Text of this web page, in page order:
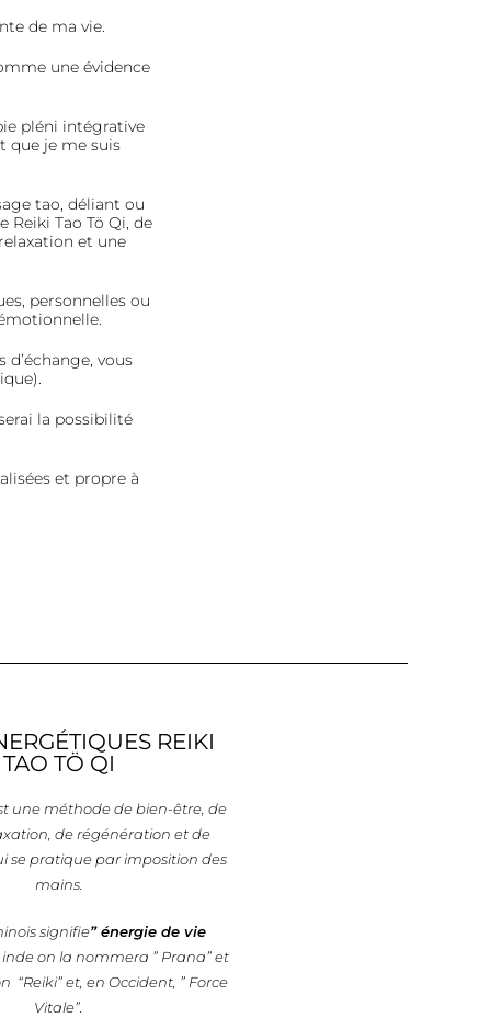
de ma vie.
une évidence
pléni intégrative
que je me suis
tao, déliant ou
Tao Tö Qi, de
et une
personnelles ou
vous
la possibilité
et propre à
REIKI
TAO TÖ QI
une méthode de bien-être, de
de régénération et de
se pratique par imposition des
mains.
signifie” énergie de vie
inde on la nommera ” Prana” et
“Reiki” et, en Occident, ” Force
Vitale”.